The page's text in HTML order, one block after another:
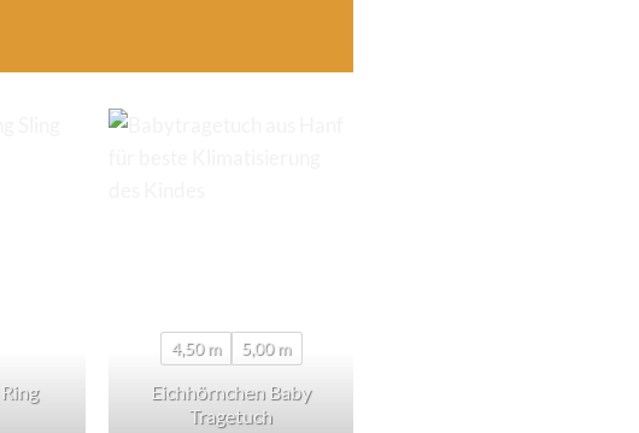
4,50 m 5,00 m
Eichhörnchen Baby
Tragetuch